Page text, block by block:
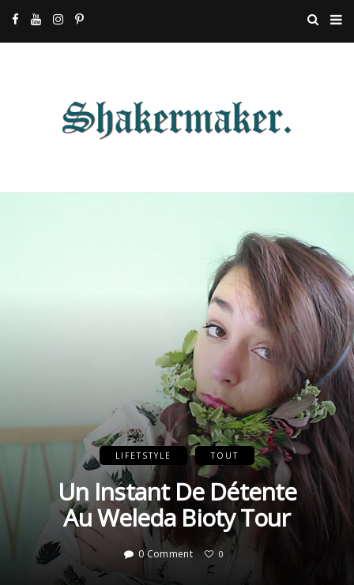
LIFETSTYLE TOUT
Un Instant De Détente
Au Weleda Bioty Tour
0 Comment 0